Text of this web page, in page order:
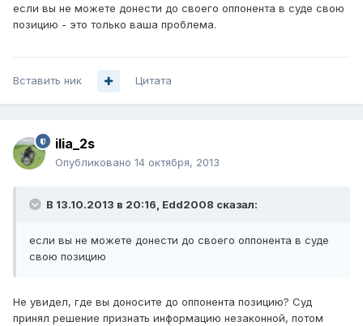
если вы не можете донести до своего оппонента в суде свою
позицию - это только ваша проблема.
Вставить ник Цитата
ilia_2s
Опубликовано 14 октября, 2013
В 13.10.2013 в 20:16, Edd2008 сказал:
если вы не можете донести до своего оппонента в суде
свою позицию
Не увидел, где вы доносите до оппонента позицию? Суд
принял решение признать информацию незаконной, потом